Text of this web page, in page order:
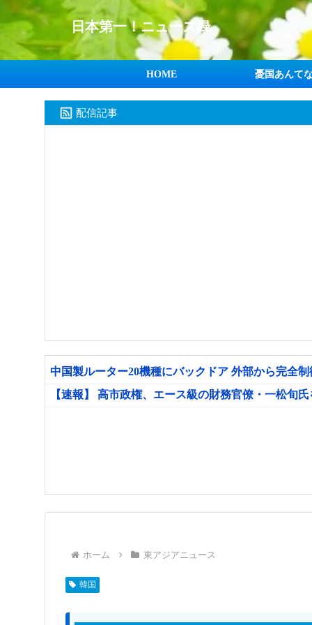
日本第一！ニュース録
HOME 憂国あんて
配信記事
中国製ルーター20機種にバックドア 外部から完全
【速報】 高市政権、エース級の財務官僚・一松旬
ホーム 東アジアニュース
韓国